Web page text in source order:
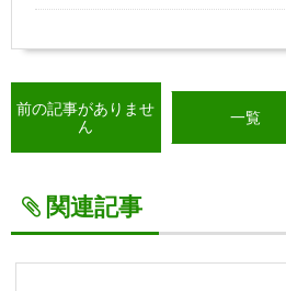
前の記事がありませ
ん
一覧
関連記事